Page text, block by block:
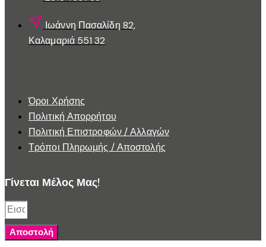
Ιωάννη Πασαλίδη 82,
Καλαμαριά 551 32
Όροι Χρήσης
Πολιτική Απορρήτου
Πολιτική Επιστροφών / Αλλαγών
Τρόποι Πληρωμής / Αποστολής
Γίνεται Μέλος Μας!
Αποστολή